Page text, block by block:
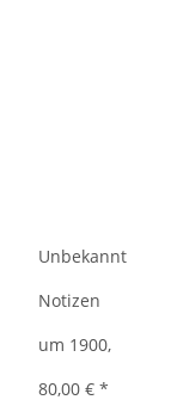
Unbekannt
Notizen
um 1900,
80,00 € *